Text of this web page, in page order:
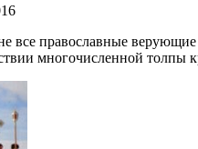
все православные
многочисленной толпы